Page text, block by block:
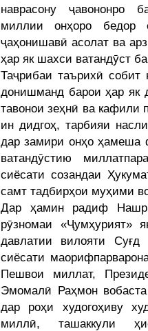
наврасону ҷавононро
миллии онҳоро бедор
ҷаҳонишавӣ асолат ва
ҳар як шахси ватандӯст
Таҷрибаи таърихӣ собит
донишманд барои ҳар як
тавонои зеҳнӣ ва
ин дидгоҳ, тарбияи
дар замири онҳо ҳамеша
ватандӯстию
сиёсати созандаи
самт тадбирҳои муҳими
Дар ҳамин радиф
рӯзномаи «Ҷумҳурият»
давлатии вилояти Суғд
сиёсати
Пешвои миллат,
Эмомалӣ Раҳмон
дар роҳи худогоҳиву
миллӣ, ташаккули